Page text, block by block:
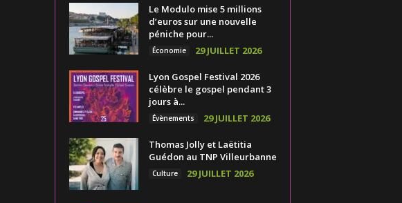
Le Modulo mise 5 millions
d’euros sur une nouvelle
péniche pour...
Économie 29 JUILLET 2026
Lyon Gospel Festival 2026
célèbre le gospel pendant 3
jours à...
Évènements 29 JUILLET 2026
Thomas Jolly et Laëtitia
Guédon au TNP Villeurbanne
Culture 29 JUILLET 2026